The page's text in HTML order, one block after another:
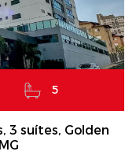
5
3 suítes, Golden